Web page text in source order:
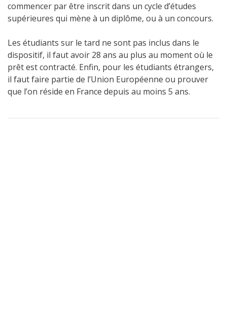
commencer par être inscrit dans un cycle d’études
supérieures qui mène à un diplôme, ou à un concours.
Les étudiants sur le tard ne sont pas inclus dans le
dispositif, il faut avoir 28 ans au plus au moment où le
prêt est contracté. Enfin, pour les étudiants étrangers,
il faut faire partie de l’Union Européenne ou prouver
que l’on réside en France depuis au moins 5 ans.